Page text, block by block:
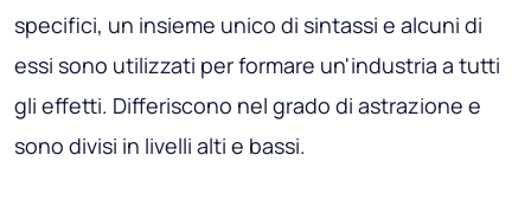
specifici, un insieme unico di sintassi e alcuni di
essi sono utilizzati per formare un'industria a tutti
gli effetti. Differiscono nel grado di astrazione e
sono divisi in livelli alti e bassi.